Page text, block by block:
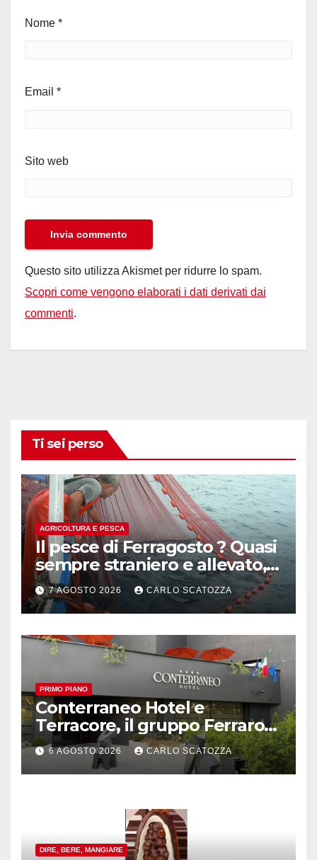
Nome *
Email *
Sito web
Questo sito utilizza Akismet per ridurre lo spam.
Scopri come vengono elaborati i dati derivati dai
commenti.
Ti sei perso
AGRICOLTURA E PESCA
Il pesce di Ferragosto ? Quasi
sempre straniero e allevato,
in sofferenza
7 AGOSTO 2026 CARLO SCATOZZA
PRIMO PIANO
Conterraneo Hotel e
Terracore, il gruppo Ferraro
amplia l’ ospitalità e il gusto
alle porte di Caserta
6 AGOSTO 2026 CARLO SCATOZZA
DIRE, BERE, MANGIARE